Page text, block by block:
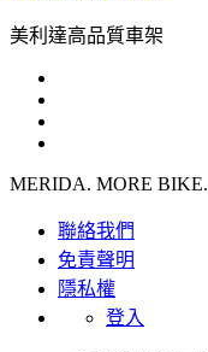
美利達高品質車架
MERIDA. MORE BIKE.
聯絡我們
免責聲明
隱私權
登入